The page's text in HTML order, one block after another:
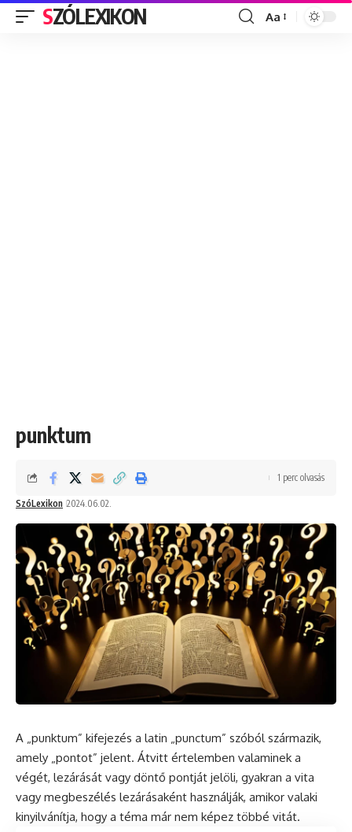
SZÓLEXIKON
Font
Aa
punktum
SzóLexikon 2024.06.02.
1 perc olvasás
A „punktum” kifejezés a latin „punctum” szóból származik,
amely „pontot” jelent. Átvitt értelemben valaminek a
végét, lezárását vagy döntő pontját jelöli, gyakran a vita
vagy megbeszélés lezárásaként használják, amikor valaki
kinyilvánítja, hogy a téma már nem képez többé vitát.